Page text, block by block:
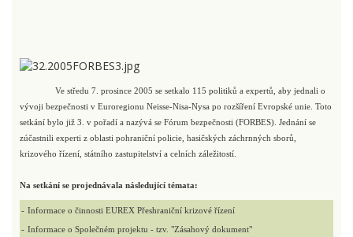
Ve středu 7. prosince 2005 se setkalo 115 politiků a expertů, aby jednali o
vývoji bezpečnosti v Euroregionu Neisse-Nisa-Nysa po rozšíření Evropské unie. Toto
setkání bylo již 3. v pořadí a nazývá se Fórum bezpečnosti (FORBES). Jednání se
zúčastnili experti z oblasti pohraniční policie, hasičských záchrnných sborů,
krizového řízení, státního zastupitelství a celních záležitostí.
Na setkání se projednávala následující témata:
- Informace o činnosti EUREX Přeshraniční krizové řízení
- Informace o Společném projektu - tzv. "Zásahový dokument"